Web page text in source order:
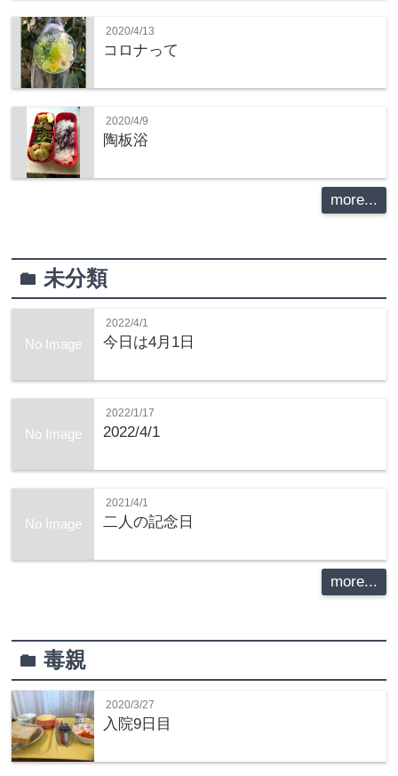
2020/4/13
コロナって
2020/4/9
陶板浴
more...
folder未分類
No Image
2022/4/1
今日は4月1日
No Image
2022/1/17
2022/4/1
No Image
2021/4/1
二人の記念日
more...
folder毒親
2020/3/27
入院9日目